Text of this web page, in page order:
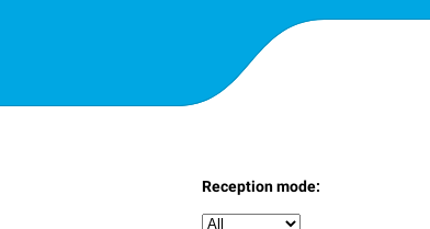
Reception mode: